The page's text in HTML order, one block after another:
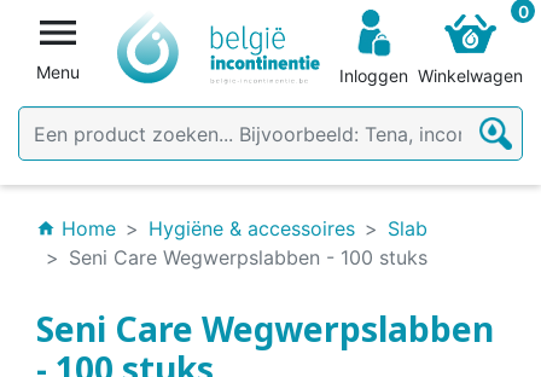

Menu Inloggen
0
Winkelwagen
home Home Hygiëne & accessoires
Slab
Seni Care Wegwerpslabben - 100 stuks
Seni Care Wegwerpslabben